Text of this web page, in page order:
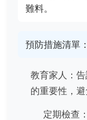
難料。
預防措施清單：
教育家人：
的重要性，避
定期檢查